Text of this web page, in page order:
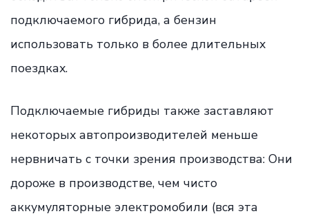
подключаемого гибрида, а бензин
использовать только в более длительных
поездках.
Подключаемые гибриды также заставляют
некоторых автопроизводителей меньше
нервничать с точки зрения производства: Они
дороже в производстве, чем чисто
аккумуляторные электромобили (вся эта